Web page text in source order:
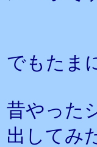
でもたま
昔やった
出してみ